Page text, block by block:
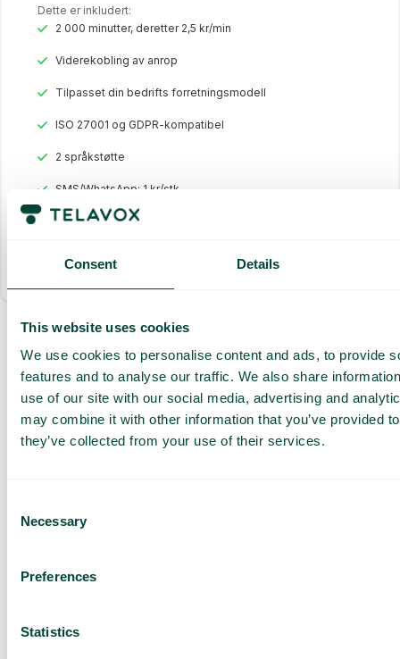
Consent Details
This website uses cookies
We use cookies to personalise content and ads, to provide
features and to analyse our traffic. We also share
use of our site with our social media, advertising and
may combine it with other information that you’ve provided
they’ve collected from your use of their services.
Selection
Necessary
Preferences
Statistics
Dette er inkludert:
2 000 minutter, deretter 2,5 kr/min
Viderekobling av anrop
Tilpasset din bedrifts forretningsmodell
ISO 27001 og GDPR-kompatibel
2 språkstøtte
SMS/WhatsApp: 1 kr/stk.
Standardintegrasjoner
Alt inkludert
Få en
skreddersydd
demo og
tilbud
Tilbud tilpasset din
for teamet ditt